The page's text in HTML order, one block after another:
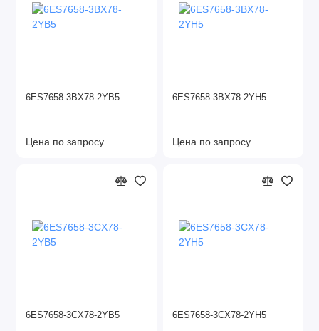
6ES7658-3BX78-2YB5
Цена по запросу
6ES7658-3BX78-2YH5
Цена по запросу
6ES7658-3CX78-2YB5 6ES7658-3CX78-2YH5